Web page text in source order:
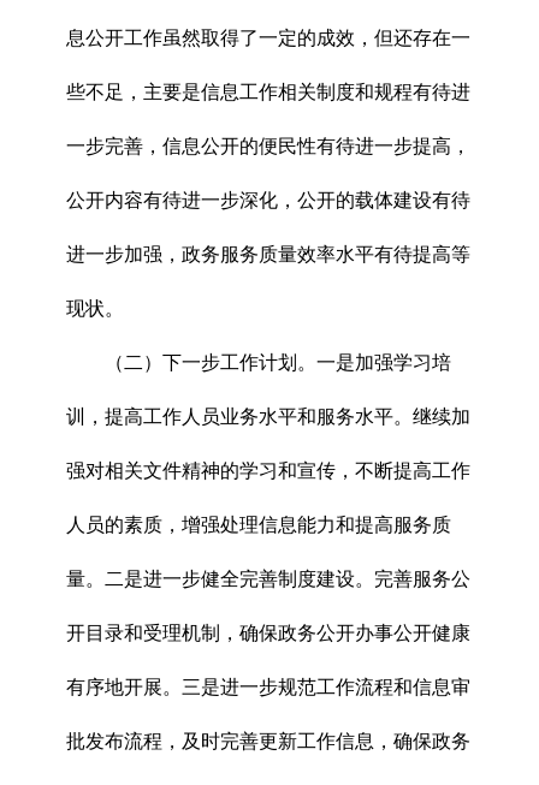
息公开工作虽然取得了一定的成效，但还存在一
些不足，主要是信息工作相关制度和规程有待进
一步完善，信息公开的便民性有待进一步提高，
公开内容有待进一步深化，公开的载体建设有待
进一步加强，政务服务质量效率水平有待提高等
现状。
（二）下一步工作计划。一是加强学习培
训，提高工作人员业务水平和服务水平。继续加
强对相关文件精神的学习和宣传，不断提高工作
人员的素质，增强处理信息能力和提高服务质
量。二是进一步健全完善制度建设。完善服务公
开目录和受理机制，确保政务公开办事公开健康
有序地开展。三是进一步规范工作流程和信息审
批发布流程，及时完善更新工作信息，确保政务